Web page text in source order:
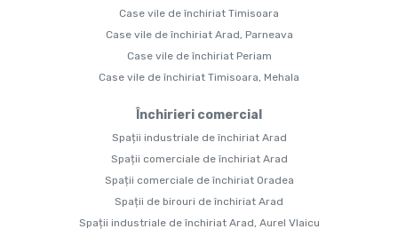
Case vile de închiriat Timisoara
Case vile de închiriat Arad, Parneava
Case vile de închiriat Periam
Case vile de închiriat Timisoara, Mehala
Închirieri comercial
Spații industriale de închiriat Arad
Spații comerciale de închiriat Arad
Spații comerciale de închiriat Oradea
Spații de birouri de închiriat Arad
Spații industriale de închiriat Arad, Aurel Vlaicu